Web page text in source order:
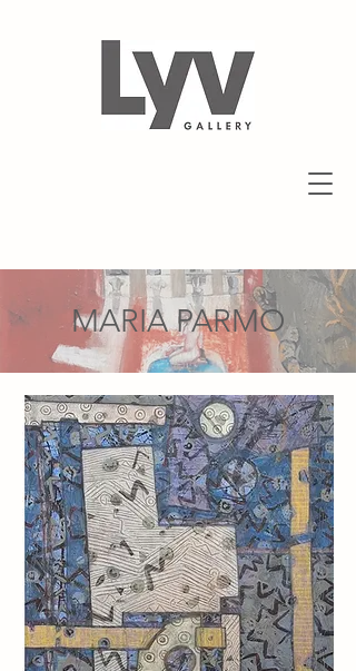
MARIA PARMO